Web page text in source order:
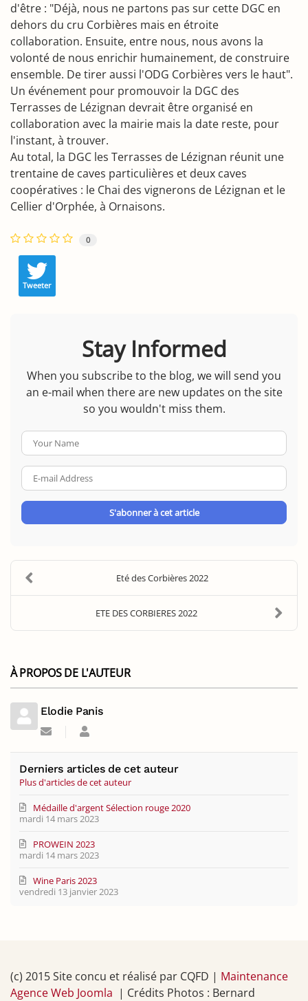
d'être : "Déjà, nous ne partons pas sur cette DGC en
dehors du cru Corbières mais en étroite
collaboration. Ensuite, entre nous, nous avons la
volonté de nous enrichir humainement, de construire
ensemble. De tirer aussi l'ODG Corbières vers le haut".
Un événement pour promouvoir la DGC des
Terrasses de Lézignan devrait être organisé en
collaboration avec la mairie mais la date reste, pour
l'instant, à trouver.
Au total, la DGC les Terrasses de Lézignan réunit une
trentaine de caves particulières et deux caves
coopératives : le Chai des vignerons de Lézignan et le
Cellier d'Orphée, à Ornaisons.
0
Tweeter
Stay Informed
When you subscribe to the blog, we will send you
an e-mail when there are new updates on the site
so you wouldn't miss them.
Name
mail
Address
S'abonner à cet article
Eté des Corbières 2022
ETE DES CORBIERES 2022
À PROPOS DE L'AUTEUR
Elodie Panis
Suivre
blogueur
Elodie
Derniers articles de cet auteur
Plus d'articles de cet auteur
mardi 14 mars 2023
Médaille d'argent Sélection rouge 2020
mardi 14 mars 2023
PROWEIN 2023
vendredi 13 janvier 2023
Wine Paris 2023
(c) 2015 Site concu et réalisé par CQFD | Maintenance
Agence Web Joomla | Crédits Photos : Bernard